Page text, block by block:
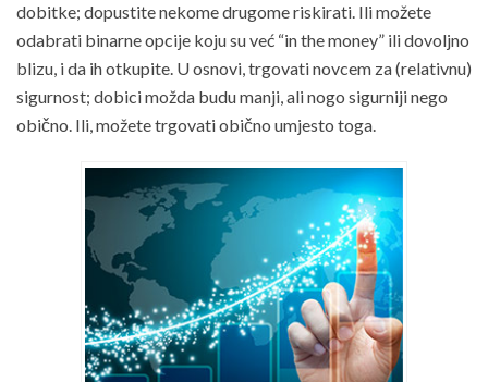
dobitke; dopustite nekome drugome riskirati. Ili možete
odabrati binarne opcije koju su već “in the money” ili dovoljno
blizu, i da ih otkupite. U osnovi, trgovati novcem za (relativnu)
sigurnost; dobici možda budu manji, ali nogo sigurniji nego
obično. Ili, možete trgovati obično umjesto toga.